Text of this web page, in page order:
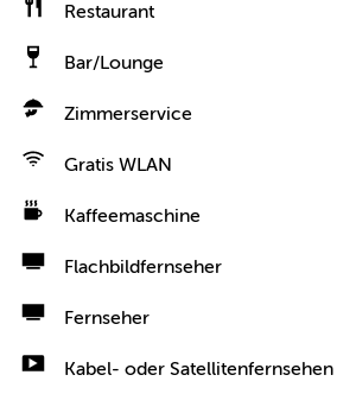
Restaurant
Bar/Lounge
Zimmerservice
Gratis WLAN
Kaffeemaschine
Flachbildfernseher
Fernseher
Kabel- oder Satellitenfernsehen